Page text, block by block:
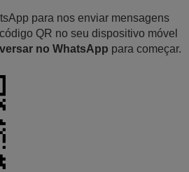
para nos enviar mensagens
QR no seu dispositivo móvel
no WhatsApp para começar.